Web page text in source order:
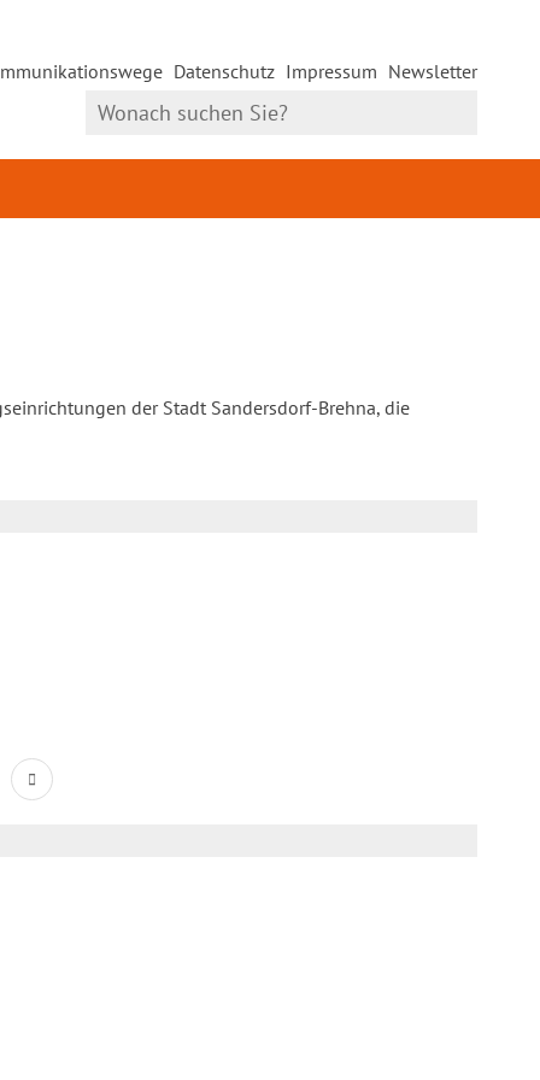
Datenschutz Impressum Newsletter
der Stadt Sandersdorf-Brehna, die